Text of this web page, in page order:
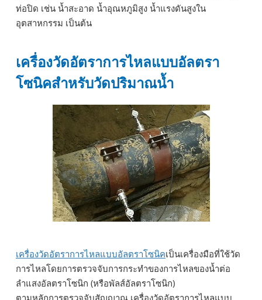
ท่อปิด เช่น น้ำสะอาด น้ำอุณหภูมิสูง น้ำแรงดันสูงใน
อุตสาหกรรม เป็นต้น
เครื่องวัดอัตราการไหลแบบอัลตรา
โซนิคสำหรับวัดปริมาณน้ำ
เครื่องวัดอัตราการไหลแบบอัลตราโซนิคเป็นเครื่องมือที่ใช้วัด
การไหลโดยการตรวจจับการกระทำของการไหลของน้ำต่อ
ลำแสงอัลตราโซนิก (หรือพัลส์อัลตราโซนิก)